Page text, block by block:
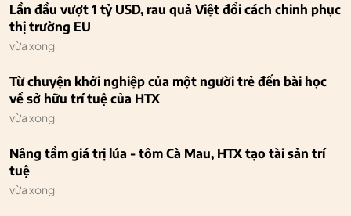
Lần đầu vượt 1 tỷ USD, rau quả Việt đổi cách chinh phục
thị trường EU
vừa xong
Từ chuyện khởi nghiệp của một người trẻ đến bài học
về sở hữu trí tuệ của HTX
vừa xong
Nâng tầm giá trị lúa - tôm Cà Mau, HTX tạo tài sản trí
tuệ
vừa xong